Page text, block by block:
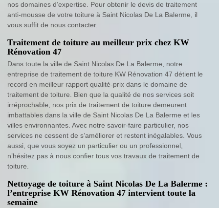
nos domaines d’expertise. Pour obtenir le devis de traitement
anti-mousse de votre toiture à Saint Nicolas De La Balerme, il
vous suffit de nous contacter.
Traitement de toiture au meilleur prix chez KW
Rénovation 47
Dans toute la ville de Saint Nicolas De La Balerme, notre
entreprise de traitement de toiture KW Rénovation 47 détient le
record en meilleur rapport qualité-prix dans le domaine de
traitement de toiture. Bien que la qualité de nos services soit
irréprochable, nos prix de traitement de toiture demeurent
imbattables dans la ville de Saint Nicolas De La Balerme et les
villes environnantes. Avec notre savoir-faire particulier, nos
services ne cessent de s’améliorer et restent inégalables. Vous
aussi, que vous soyez un particulier ou un professionnel,
n’hésitez pas à nous confier tous vos travaux de traitement de
toiture.
Nettoyage de toiture à Saint Nicolas De La Balerme :
l’entreprise KW Rénovation 47 intervient toute la
semaine